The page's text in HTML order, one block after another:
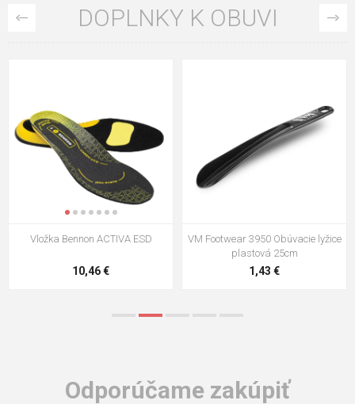
DOPLNKY K OBUVI
VM Footwear 3009 Vkladacia
5,21 €
VM Footwear 3102 Šnúrky ploché
0,79 €
Odporúčame zakúpiť